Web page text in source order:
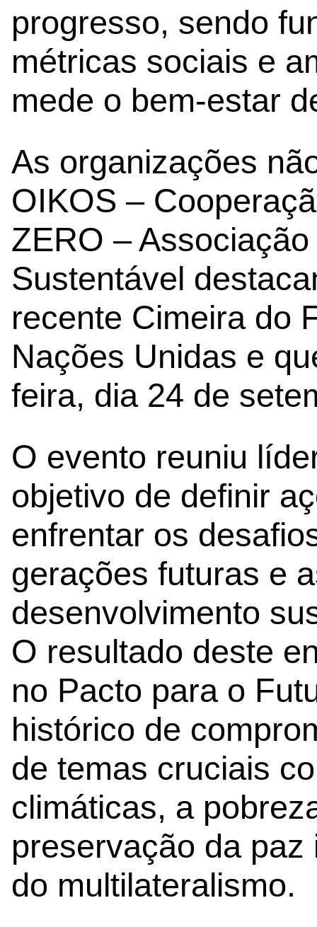
progresso, sendo
métricas sociais e
mede o bem-estar
As organizações
OIKOS –
ZERO –
Sustentável
recente Cimeira do
Nações Unidas e
feira, dia 24 de
O evento reuniu
objetivo de definir
enfrentar os
gerações futuras e
desenvolvimento
O resultado deste
no Pacto para o
histórico de
de temas cruciais
climáticas, a
preservação da
do multilateralismo.